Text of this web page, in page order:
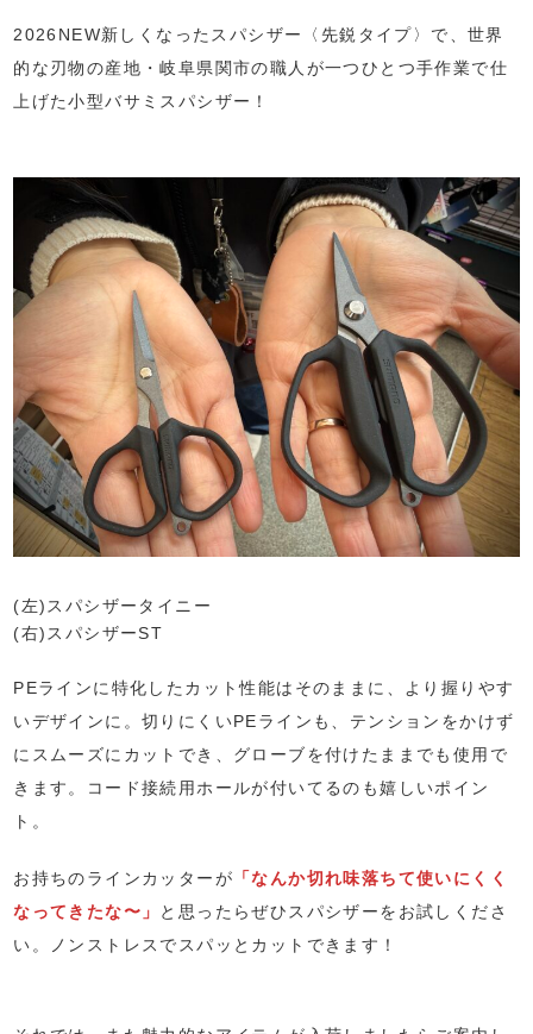
2026NEW新しくなったスパシザー〈先鋭タイプ〉で、世界
的な刃物の産地・岐阜県関市の職人が一つひとつ手作業で仕
上げた小型バサミスパシザー！
(左)スパシザータイニー
(右)スパシザーST
PEラインに特化したカット性能はそのままに、より握りやす
いデザインに。切りにくいPEラインも、テンションをかけず
にスムーズにカットでき、グローブを付けたままでも使用で
きます。コード接続用ホールが付いてるのも嬉しいポイン
ト。
お持ちのラインカッターが 「なんか切れ味落ちて使いにくく
なってきたな〜」 と思ったらぜひスパシザーをお試しくださ
い。ノンストレスでスパッとカットできます！